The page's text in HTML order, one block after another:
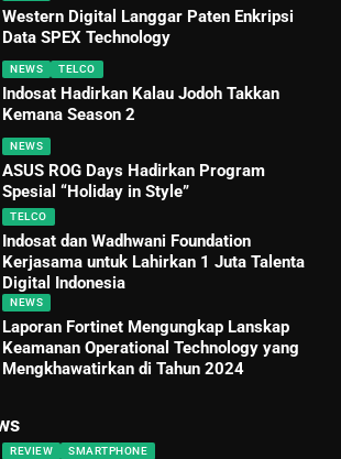
Western Digital Langgar Paten Enkripsi
Data SPEX Technology
NEWS TELCO
Indosat Hadirkan Kalau Jodoh Takkan
Kemana Season 2
NEWS
ASUS ROG Days Hadirkan Program
Spesial “Holiday in Style”
TELCO
Indosat dan Wadhwani Foundation
Kerjasama untuk Lahirkan 1 Juta Talenta
Digital Indonesia
NEWS
Laporan Fortinet Mengungkap Lanskap
Keamanan Operational Technology yang
Mengkhawatirkan di Tahun 2024
REVIEW SMARTPHONE